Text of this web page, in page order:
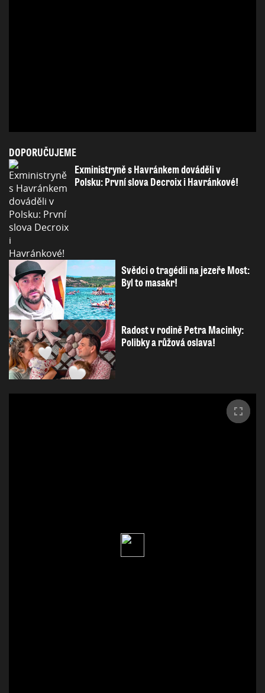
DOPORUČUJEME
Exministryně s Havránkem dováděli v
Polsku: První slova Decroix i Havránkové!
Svědci o tragédii na jezeře Most:
Byl to masakr!
Radost v rodině Petra Macinky:
Polibky a růžová oslava!